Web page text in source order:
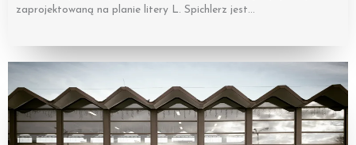
zaprojektowaną na planie litery L. Spichlerz jest…